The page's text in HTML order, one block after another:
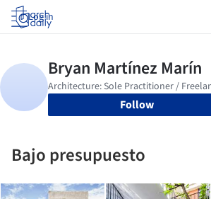
Log in
Follow
Bajo presupuesto